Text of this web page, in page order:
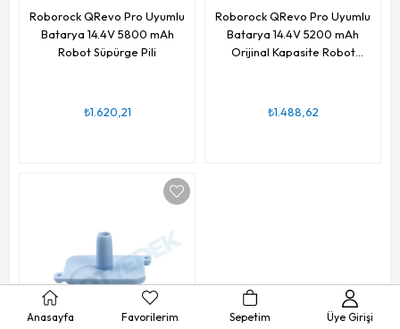
Roborock QRevo Pro Uyumlu
Batarya 14.4V 5800 mAh
Robot Süpürge Pili
₺1.620,21
Roborock QRevo Pro Uyumlu
Batarya 14.4V 5200 mAh
Orijinal Kapasite Robot
₺1.488,62
Anasayfa Favorilerim Sepetim Üye Girişi